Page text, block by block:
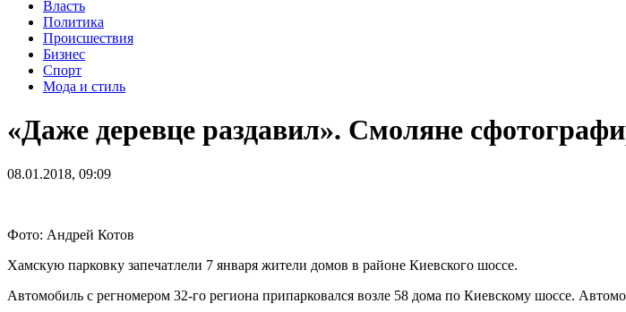
Власть
Политика
Происшествия
Бизнес
Спорт
Мода и стиль
«Даже деревце раздавил». Смоляне
08.01.2018, 09:09
Фото: Андрей Котов
Хамскую парковку запечатлели 7 января жители домов в районе Киевского шоссе.
Автомобиль с регномером 32-го региона припарковался возле 58 дома по Киевскому шоссе.